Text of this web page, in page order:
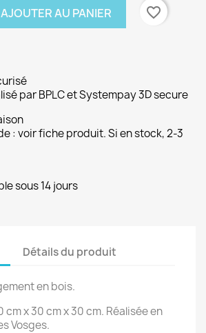
AJOUTER AU PANIER favorite_border
par BPLC et Systempay 3D secure
: voir fiche produit. Si en stock, 2-3
sous 14 jours
Détails du produit
en bois.
cm x 30 cm x 30 cm. Réalisée en
Vosges.